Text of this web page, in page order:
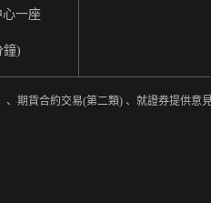
心一座
鐘)
期貨合約交易(第二類) 、就證券提供